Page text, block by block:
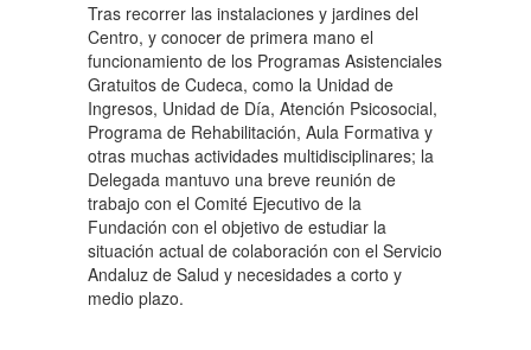
Tras recorrer las instalaciones y jardines del
Centro, y conocer de primera mano el
funcionamiento de los Programas Asistenciales
Gratuitos de Cudeca, como la Unidad de
Ingresos, Unidad de Día, Atención Psicosocial,
Programa de Rehabilitación, Aula Formativa y
otras muchas actividades multidisciplinares; la
Delegada mantuvo una breve reunión de
trabajo con el Comité Ejecutivo de la
Fundación con el objetivo de estudiar la
situación actual de colaboración con el Servicio
Andaluz de Salud y necesidades a corto y
medio plazo.